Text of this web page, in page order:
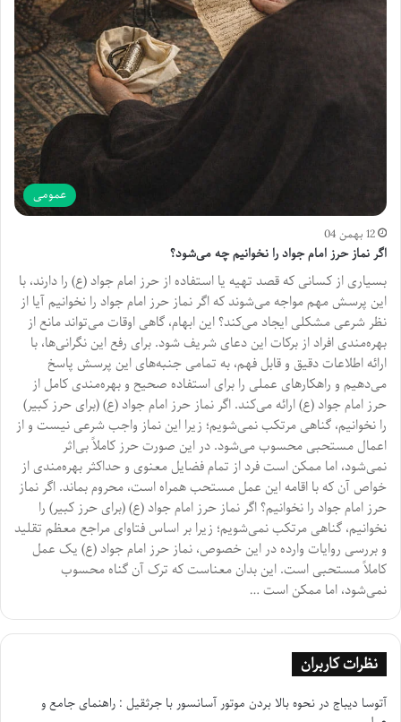
عمومی
12 بهمن 04
اگر نماز حرز امام جواد را نخوانیم چه می‌شود؟
بسیاری از کسانی که قصد تهیه یا استفاده از حرز امام جواد (ع) را دارند، با
این پرسش مهم مواجه می‌شوند که اگر نماز حرز امام جواد را نخوانیم آیا از
نظر شرعی مشکلی ایجاد می‌کند؟ این ابهام، گاهی اوقات می‌تواند مانع از
بهره‌مندی افراد از برکات این دعای شریف شود. برای رفع این نگرانی‌ها، با
ارائه اطلاعات دقیق و قابل فهم، به تمامی جنبه‌های این پرسش پاسخ
می‌دهیم و راهکارهای عملی را برای استفاده صحیح و بهره‌مندی کامل از
حرز امام جواد (ع) ارائه می‌کند. اگر نماز حرز امام جواد (ع) (برای حرز کبیر)
را نخوانیم، گناهی مرتکب نمی‌شویم؛ زیرا این نماز واجب شرعی نیست و از
اعمال مستحبی محسوب می‌شود. در این صورت حرز کاملاً بی‌اثر
نمی‌شود، اما ممکن است فرد از تمام فضایل معنوی و حداکثر بهره‌مندی از
خواص آن که با اقامه این عمل مستحب همراه است، محروم بماند. اگر نماز
حرز امام جواد را نخوانیم؟ اگر نماز حرز امام جواد (ع) (برای حرز کبیر) را
نخوانیم، گناهی مرتکب نمی‌شویم؛ زیرا بر اساس فتاوای مراجع معظم تقلید
و بررسی روایات وارده در این خصوص، نماز حرز امام جواد (ع) یک عمل
کاملاً مستحبی است. این بدان معناست که ترک آن گناه محسوب
نمی‌شود، اما ممکن است …
نظرات کاربران
آتوسا دیباج درنحوه بالا بردن موتور آسانسور با جرثقیل : راهنمای جامع و